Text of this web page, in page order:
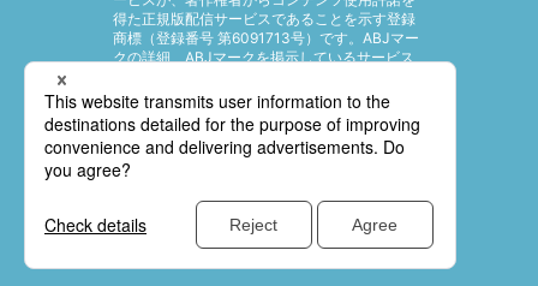
得た正規版配信サービスであることを示す登録
商標（登録番号 第6091713号）です。ABJマー
クの詳細、ABJマークを掲示しているサービス
© SHUEISHA Inc. All rights reserved.